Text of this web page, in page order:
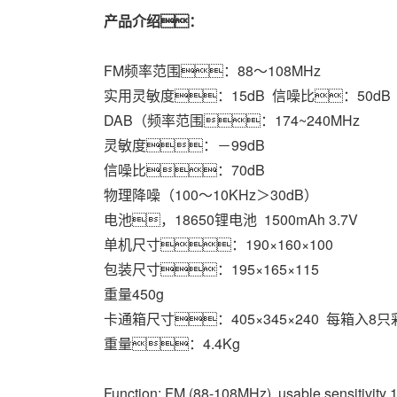
产品介绍：
FM频率范围：88～108MHz
实用灵敏度：15dB  信噪比：50dB
DAB（频率范围：174~240MHz
灵敏度：－99dB
信噪比：70dB
物理降噪（100～10KHz＞30dB）
电池，18650锂电池  1500mAh 3.7V
单机尺寸：190×160×100
包装尺寸：195×165×115
重量450g
卡通箱尺寸：405×345×240  每箱入8只
重量：4.4Kg